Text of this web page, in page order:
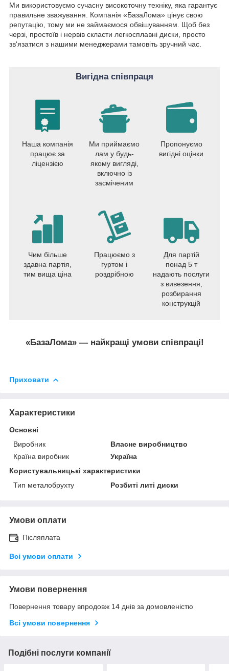
Ми використовуємо сучасну високоточну техніку, яка гарантує
правильне зважування. Компанія «БазаЛома» цінує свою
репутацію, тому ми не займаємося обвішуванням. Щоб без
черзі, простоїв і нервів скласти легкосплавні диски, просто
зв'язатися з нашими менеджерами тамовіть зручний час.
Вигідна співпраця
Наша компанія
працює за
ліцензією
Ми приймаємо
лам у будь-
якому вигляді,
включно із
засміченим
Пропонуємо
вигідні оцінки
Чим більше
здавна партія,
тим вища ціна
Працюємо з
гуртом і
роздрібною
Для партій
понад 5 т
надають послуги
з вивезення,
розбирання
конструкцій
«БазаЛома» — найкращі умови співпраці!
Приховати
Характеристики
Основні
Виробник
Власне виробництво
Країна виробник
Україна
Користувальницькі характеристики
Тип металобрухту
Розбиті литі диски
Умови оплати
Післяплата
Всі умови оплати
Умови повернення
Повернення товару впродовж 14 днів за домовленістю
Всі умови повернення
Подібні послуги компанії